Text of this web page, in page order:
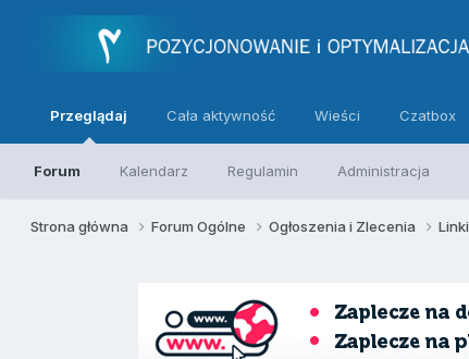
Przeglądaj
Forum Kalendarz Regulamin Administracja
Cała aktywność Wieści Czatbox
Strona główna Forum Ogólne Ogłoszenia i Zlecenia Linki